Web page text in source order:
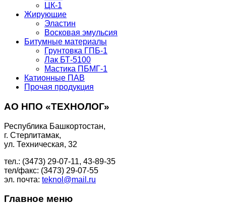
ЦК-1
Жирующие
Эластин
Восковая эмульсия
Битумные материалы
Грунтовка ГПБ-1
Лак БТ-5100
Мастика ПБМГ-1
Катионные ПАВ
Прочая продукция
АО НПО «ТЕХНОЛОГ»
Республика Башкортостан,
г. Стерлитамак,
ул. Техническая, 32
тел.: (3473) 29-07-11, 43-89-35
тел/факс: (3473) 29-07-55
эл. почта: teknol@mail.ru
Главное меню